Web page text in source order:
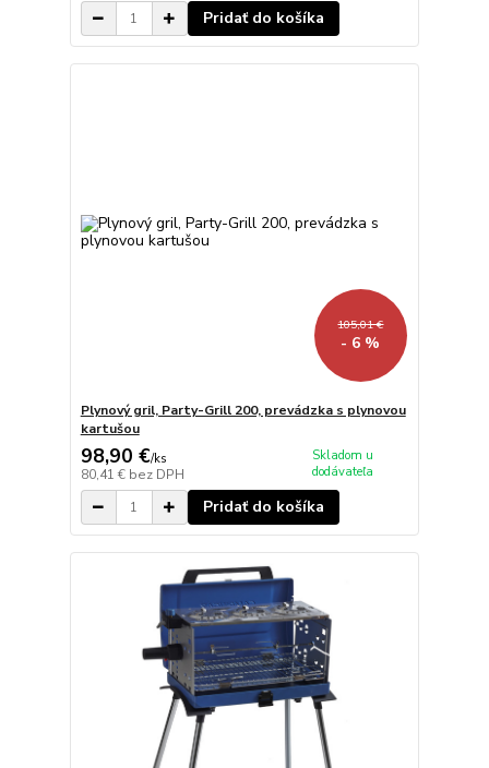
Pridať do košíka
105,01 €
- 6 %
Plynový gril, Party-Grill 200, prevádzka s plynovou
kartušou
98,90 €/ks
80,41 € bez DPH
Skladom u
dodávateľa
Pridať do košíka